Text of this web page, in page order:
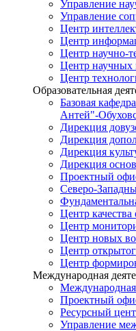
Управление
Управление
Центр
Центр
Центр научно-
Центр научных
Центр
Образовательная
Базовая
Антей"-
Дирекция
Дирекция
Дирекция
Дирекция
Проектный
Северо-
Центр качества
Центр
Центр новых
Центр
Центр
Международная
Проектный
Ресурсный
Управление